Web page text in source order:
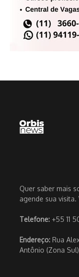
Quer saber mais
agende sua
Telefone: +55 11
Endereço: Rua
Antônio (Zona